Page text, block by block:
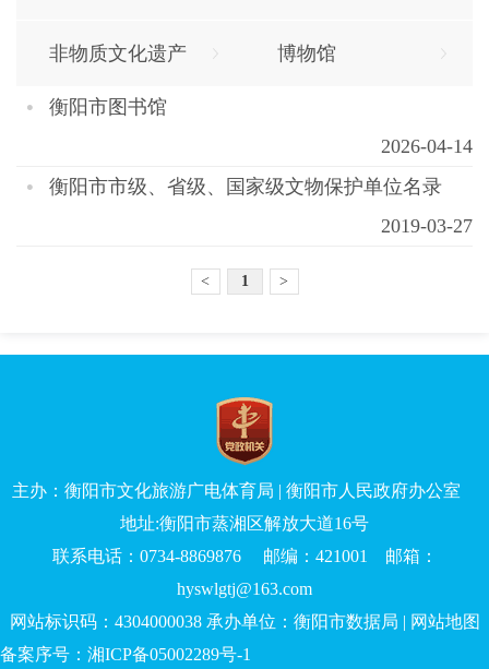
非物质文化遗产 博物馆
衡阳市图书馆
2026-04-14
衡阳市市级、省级、国家级文物保护单位名录
2019-03-27
< 1 >
主办：衡阳市文化旅游广电体育局 | 衡阳市人民政府办公室
地址:衡阳市蒸湘区解放大道16号
联系电话：0734-8869876 邮编：421001 邮箱：
hyswlgtj@163.com
网站标识码：4304000038 承办单位：衡阳市数据局 | 网站地图
备案序号：湘ICP备05002289号-1